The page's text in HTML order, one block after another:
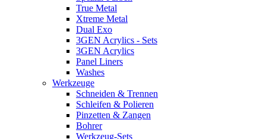
True Metal
Xtreme Metal
Dual Exo
3GEN Acrylics - Sets
3GEN Acrylics
Panel Liners
Washes
Werkzeuge
Schneiden & Trennen
Schleifen & Polieren
Pinzetten & Zangen
Bohrer
Werkzeug-Sets